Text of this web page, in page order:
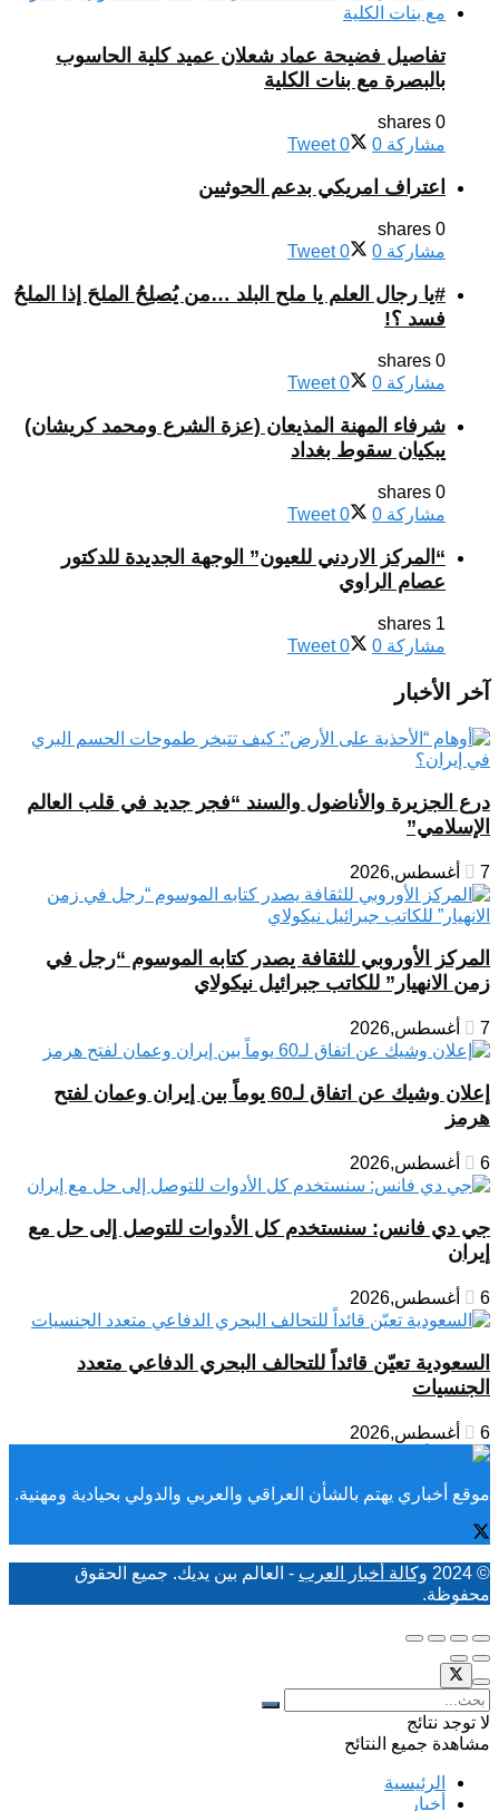
تفاصيل فضيحة عماد شعلان عميد كلية الحاسوب
بالبصرة مع بنات الكلية
0 shares
مشاركة 0
Tweet 0
اعتراف امريكي بدعم الحوثيين
0 shares
مشاركة 0
Tweet 0
#يا رجال العلم يا ملح البلد …من يُصلِحُ الملحَ إذا الملحُ
فسد ؟!
0 shares
مشاركة 0
Tweet 0
شرفاء المهنة المذيعان (عزة الشرع ومحمد كريشان)
يبكيان سقوط بغداد
0 shares
مشاركة 0
Tweet 0
“المركز الاردني للعيون” الوجهة الجديدة للدكتور
عصام الراوي
1 shares
مشاركة 0
Tweet 0
آخر الأخبار
درع الجزيرة والأناضول والسند “فجر جديد في قلب العالم
الإسلامي”
7 أغسطس,2026
المركز الأوروبي للثقافة يصدر كتابه الموسوم “رجل في
زمن الانهيار” للكاتب جبرائيل نيكولاي
7 أغسطس,2026
إعلان وشيك عن اتفاق لـ60 يوماً بين إيران وعمان لفتح
هرمز
6 أغسطس,2026
جي دي فانس: سنستخدم كل الأدوات للتوصل إلى حل مع
إيران
6 أغسطس,2026
السعودية تعيّن قائداً للتحالف البحري الدفاعي متعدد
الجنسيات
6 أغسطس,2026
موقع أخباري يهتم بالشأن العراقي والعربي والدولي بحيادية ومهنية.
© 2024 وكالة أخبار العرب - العالم بين يديك. جميع الحقوق
محفوظة.
لا توجد نتائج
مشاهدة جميع النتائح
الرئيسية
أخبار